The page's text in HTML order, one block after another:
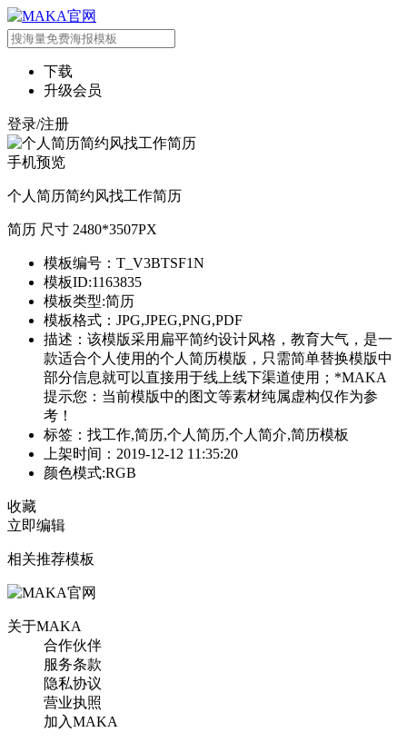
下载
升级会员
登录/注册
手机预览
个人简历简约风找工作简历
简历 尺寸 2480*3507PX
模板编号：T_V3BTSF1N
模板ID:1163835
模板类型:简历
模板格式：JPG,JPEG,PNG,PDF
描述：该模版采用扁平简约设计风格，教育大气，是一
款适合个人使用的个人简历模版，只需简单替换模版中
部分信息就可以直接用于线上线下渠道使用；*MAKA
提示您：当前模版中的图文等素材纯属虚构仅作为参
考！
标签：找工作,简历,个人简历,个人简介,简历模板
上架时间：2019-12-12 11:35:20
颜色模式:RGB
收藏
立即编辑
相关推荐模板
关于MAKA
合作伙伴
服务条款
隐私协议
营业执照
加入MAKA